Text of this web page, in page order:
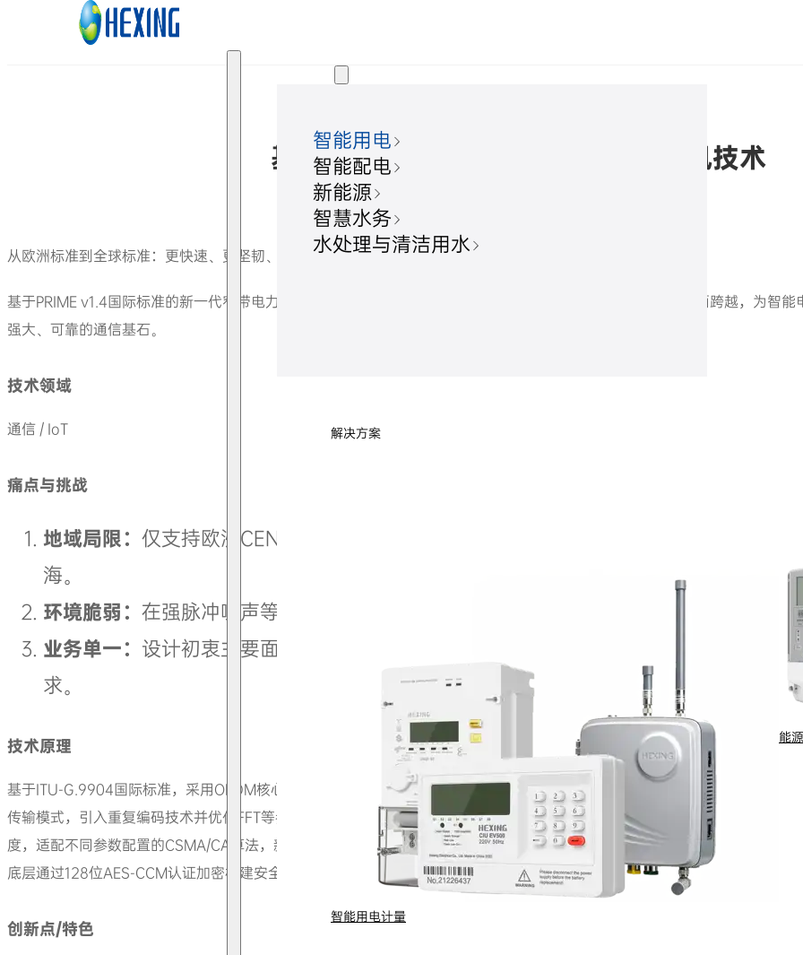
跳转到主要内容 跳转到页脚
智能用电
智能配电
新能源
智慧水务
水处理与清洁用水
解决方案
智能用电计量
能
基于双重PRIME国际标准的载波通讯技术
从欧洲标准到全球标准：更快速、更坚韧、面向未来的电网神经网络。
基于PRIME v1.4国际标准的新一代窄带电力线载波方案，实现了速率、抗干扰、全球频段适配与IPv6支持的全面跨越，为智
强大、可靠的通信基石。
技术领域
通信 / IoT
痛点与挑战
地域局限： 仅支持欧洲CENELEC A频段，无法满足美洲（FCC）、亚洲（ARIB）等全球
海。
环境脆弱： 在强脉冲噪声等恶劣电网环境下稳定性不足，难以适配中压配网等复杂场景
业务单一： 设计初衷主要面向抄表，对高带宽业务和IP化、多设备接入的支持不足，难
求。
技术原理
基于ITU-G.9904国际标准，采用OFDM核心技术构建窄带电力线载波通信体系。v1.4版本在v1.3.6成熟架构基础上升级优化，
传输模式，引入重复编码技术并优化FFT等参数，提升抗干扰能力与传输速率；MAC层整合时隙结构、优化超帧顺序并新增保
度，适配不同参数配置的CSMA/CA算法，新增KeepAlive保活机制；网络层新增IPv6协议支持，实现与多种设备的兼容对接，
底层通过128位AES-CCM认证加密构建安全防护体系。
创新点/特色